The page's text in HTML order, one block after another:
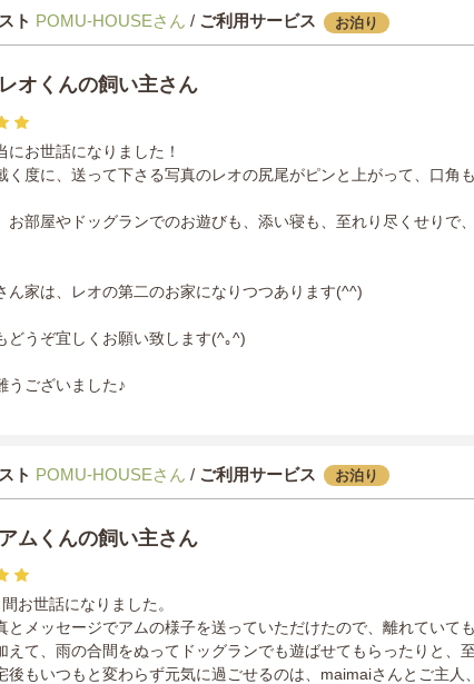
ト POMU-HOUSEさん / ご利用サービス お泊り
レオくんの飼い主さん
にお世話になりました！
く度に、送って下さる写真のレオの尻尾がピンと上がって、口角
お部屋やドッグランでのお遊びも、添い寝も、至れり尽くせりで
ん家は、レオの第二のお家になりつつあります(^^)
どうぞ宜しくお願い致します(^｡^)
うございました♪
ト POMU-HOUSEさん / ご利用サービス お泊り
アムくんの飼い主さん
お世話になりました。
とメッセージでアムの様子を送っていただけたので、離れていて
えて、雨の合間をぬってドッグランでも遊ばせてもらったりと、
後もいつもと変わらず元気に過ごせるのは、maimaiさんとご主